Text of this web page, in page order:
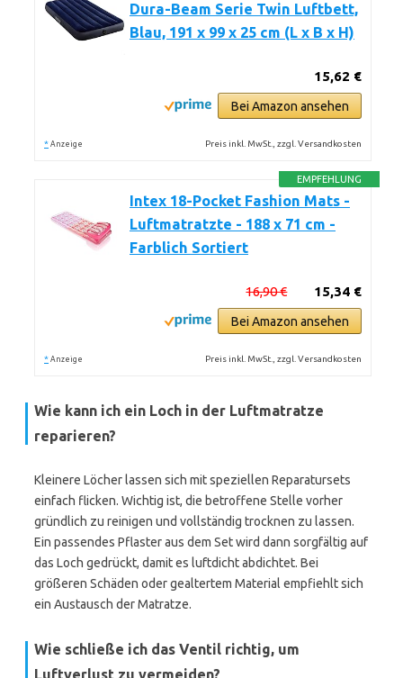
Dura-Beam Serie Twin Luftbett,
Blau, 191 x 99 x 25 cm (L x B x H)
15,62 €
Bei Amazon ansehen
* Anzeige Preis inkl. MwSt., zzgl. Versandkosten
EMPFEHLUNG
Intex 18-Pocket Fashion Mats -
Luftmatratzte - 188 x 71 cm -
Farblich Sortiert
15,34 €
16,90 €
Bei Amazon ansehen
* Anzeige Preis inkl. MwSt., zzgl. Versandkosten
Wie kann ich ein Loch in der Luftmatratze
reparieren?
Kleinere Löcher lassen sich mit speziellen Reparatursets
einfach flicken. Wichtig ist, die betroffene Stelle vorher
gründlich zu reinigen und vollständig trocknen zu lassen.
Ein passendes Pflaster aus dem Set wird dann sorgfältig auf
das Loch gedrückt, damit es luftdicht abdichtet. Bei
größeren Schäden oder gealtertem Material empfiehlt sich
ein Austausch der Matratze.
Wie schließe ich das Ventil richtig, um
Luftverlust zu vermeiden?